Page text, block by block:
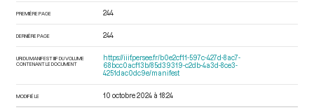
PREMIÈRE PAGE 244
DERNIÈRE PAGE 244
URI DU MANIFEST IIIF DU VOLUME
CONTENANT LE DOCUMENT
https://iiif.persee.fr/b0e2cf11-597c-427d-8ac7-
68bcc0acf13b/85d39319-c2db-4a3d-8ce3-
4251dac0dc9e/manifest
MODIFIÉ LE 10 octobre 2024 à 18:24